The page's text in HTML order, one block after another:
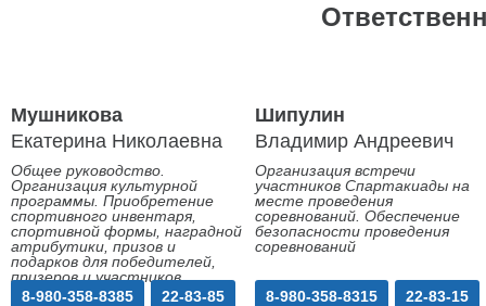
Мушникова
Екатерина Николаевна
Общее руководство.
Организация культурной
программы. Приобретение
спортивного инвентаря,
спортивной формы, наградной
атрибутики, призов и
подарков для победителей,
призеров и участников
Спартакиады
8-980-358-8385 22-83-85
Шипулин
Владимир Андреевич
Организация встречи
участников Спартакиады на
месте проведения
соревнований. Обеспечение
безопасности проведения
соревнований
8-980-358-8315 22-83-15